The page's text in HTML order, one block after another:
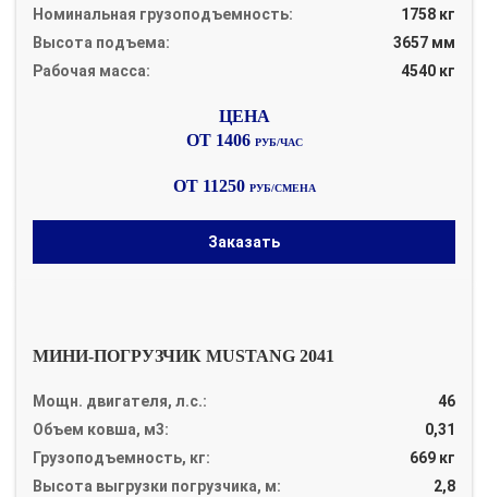
Номинальная грузоподъемность:
1758 кг
Высота подъема:
3657 мм
Рабочая масса:
4540 кг
ОТ 1406 РУБ/ЧАС
ОТ 11250 РУБ/СМЕНА
Заказать
МИНИ-ПОГРУЗЧИК MUSTANG 2041
Мощн. двигателя, л.с.:
46
Объем ковша, м3:
0,31
Грузоподъемность, кг:
669 кг
Высота выгрузки погрузчика, м:
2,8